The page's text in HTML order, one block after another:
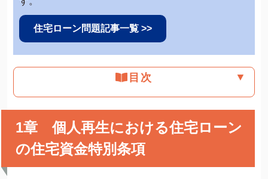
住宅ローン問題記事一覧 >>
目次 ▼
1章 個人再生における住宅ローン
の住宅資金特別条項